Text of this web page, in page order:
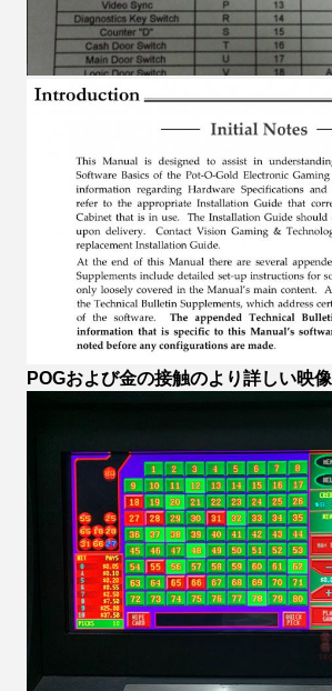
POGおよび金の接触のより詳しい映像